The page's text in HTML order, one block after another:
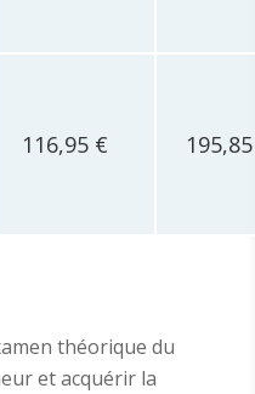
116,95 € 195,85
théorique du
et acquérir la